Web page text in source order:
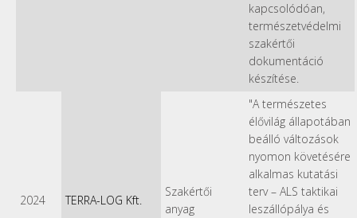
kapcsolódóan,
természetvédelmi
szakértői
dokumentáció
készítése.
2024 TERRA-LOG Kft.
Szakértői
anyag
"A természetes
élővilág állapotában
beálló változások
nyomon követésére
alkalmas kutatási
terv – ALS taktikai
leszállópálya és